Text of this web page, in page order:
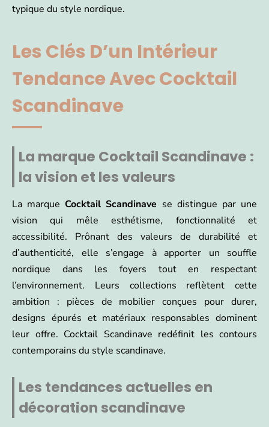
typique du style nordique.
Les Clés D’un Intérieur
Tendance Avec Cocktail
Scandinave
La marque Cocktail Scandinave :
la vision et les valeurs
La marqueCocktail Scandinave se distingue par une
vision qui mêle esthétisme, fonctionnalité et
accessibilité. Prônant des valeurs de durabilité et
d’authenticité, elle s’engage à apporter un souffle
nordique dans les foyers tout en respectant
l’environnement. Leurs collections reflètent cette
ambition : pièces de mobilier conçues pour durer,
designs épurés et matériaux responsables dominent
leur offre. Cocktail Scandinave redéfinit les contours
contemporains du style scandinave.
Les tendances actuelles en
décoration scandinave